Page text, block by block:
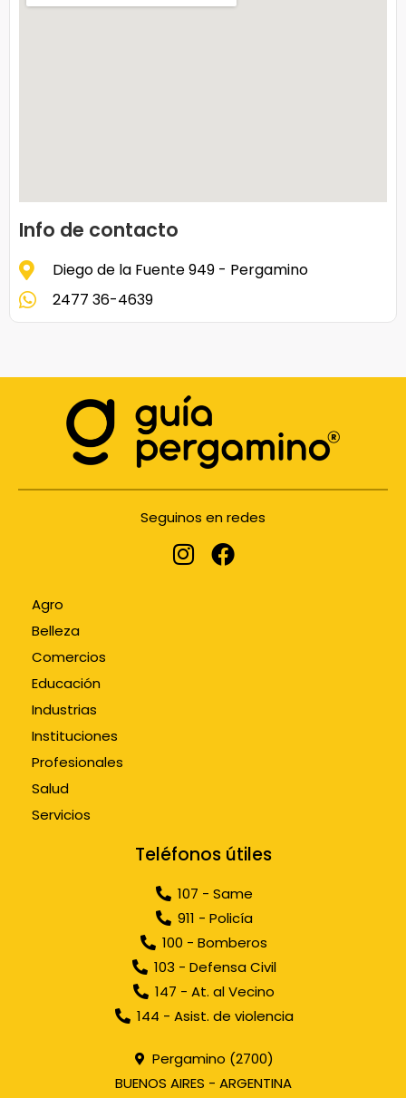
Info de contacto
Diego de la Fuente 949 - Pergamino
2477 36-4639
Seguinos en redes
Agro
Belleza
Comercios
Educación
Industrias
Instituciones
Profesionales
Salud
Servicios
Teléfonos útiles
107 - Same
911 - Policía
100 - Bomberos
103 - Defensa Civil
147 - At. al Vecino
144 - Asist. de violencia
Pergamino (2700)
BUENOS AIRES - ARGENTINA